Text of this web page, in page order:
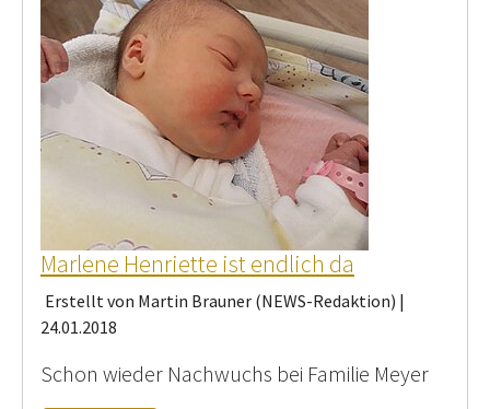
Marlene Henriette ist endlich da
Erstellt von Martin Brauner (NEWS-Redaktion) |
24.01.2018
Schon wieder Nachwuchs bei Familie Meyer